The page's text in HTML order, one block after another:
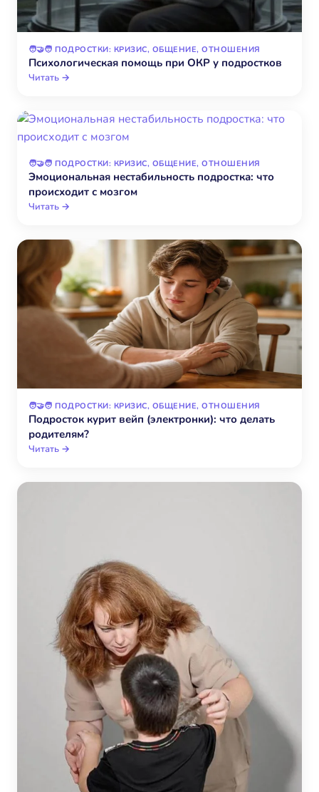
🧑‍🤝‍🧑 ПОДРОСТКИ: КРИЗИС, ОБЩЕНИЕ, ОТНОШЕНИЯ
Психологическая помощь при ОКР у подростков
Читать →
🧑‍🤝‍🧑 ПОДРОСТКИ: КРИЗИС, ОБЩЕНИЕ, ОТНОШЕНИЯ
Эмоциональная нестабильность подростка: что
происходит с мозгом
Читать →
🧑‍🤝‍🧑 ПОДРОСТКИ: КРИЗИС, ОБЩЕНИЕ, ОТНОШЕНИЯ
Подросток курит вейп (электронки): что делать
родителям?
Читать →